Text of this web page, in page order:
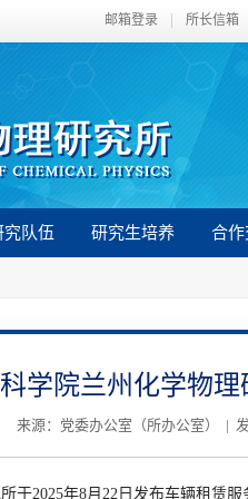
邮箱登录 所长信箱
究队伍 研究生培养 合
学院兰州化学物
来源：党委办公室（所办公室） |
于2025年8月 22 日发布车辆租赁